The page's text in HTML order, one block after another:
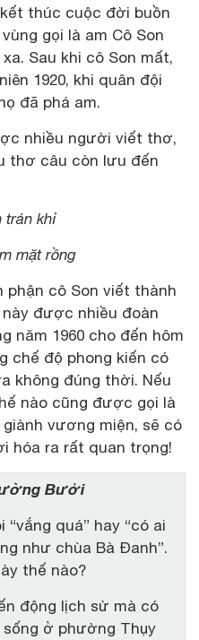
thúc cuộc đời buồn
gọi là am Cô Son
Sau khi cô Son mất,
1920, khi quân đội
đã phá am.
nhiều người viết thơ,
thơ câu còn lưu đến
trán khỉ
mặt rồng
phận cô Son viết thành
được nhiều đoàn
năm 1960 cho đến hôm
chế độ phong kiến có
không đúng thời. Nếu
nào cũng được gọi là
vương miện, sẽ có
hóa ra rất quan trọng!
Bưởi
quá” hay “có ai
như chùa Bà Đanh”.
thế nào?
động lịch sử mà có
ở phường Thụy